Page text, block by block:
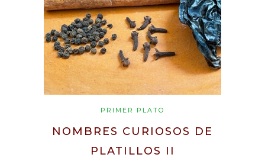
PRIMER PLATO
NOMBRES CURIOSOS DE
PLATILLOS II